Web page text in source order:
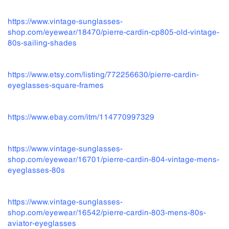
https://www.vintage-sunglasses-
shop.com/eyewear/18470/pierre-cardin-cp805-old-vintage-
80s-sailing-shades
https://www.etsy.com/listing/772256630/pierre-cardin-
eyeglasses-square-frames
https://www.ebay.com/itm/114770997329
https://www.vintage-sunglasses-
shop.com/eyewear/16701/pierre-cardin-804-vintage-mens-
eyeglasses-80s
https://www.vintage-sunglasses-
shop.com/eyewear/16542/pierre-cardin-803-mens-80s-
aviator-eyeglasses